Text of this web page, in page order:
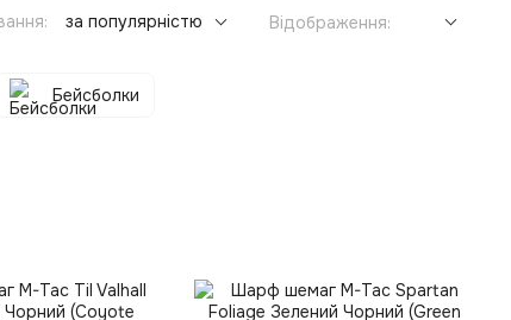
за популярністю Відображення:
Бейсболки